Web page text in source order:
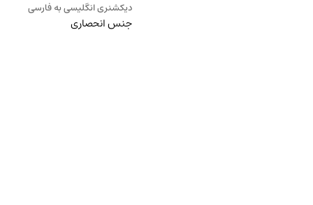
دیکشنری انگلیسی به فارسی
جنس انحصاری